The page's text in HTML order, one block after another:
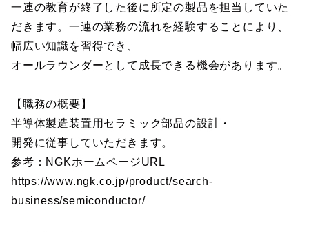
一連の教育が終了した後に所定の製品を担当していた
だきます。一連の業務の流れを経験することにより、
幅広い知識を習得でき、
オールラウンダーとして成長できる機会があります。
【職務の概要】
半導体製造装置用セラミック部品の設計・
開発に従事していただきます。
参考：NGKホームページURL
https://www.ngk.co.jp/product/search-
business/semiconductor/